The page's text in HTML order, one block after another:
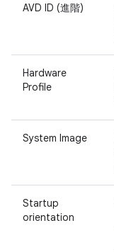
AVD ID (進階)
Hardware
Profile
System Image
Startup
orientation